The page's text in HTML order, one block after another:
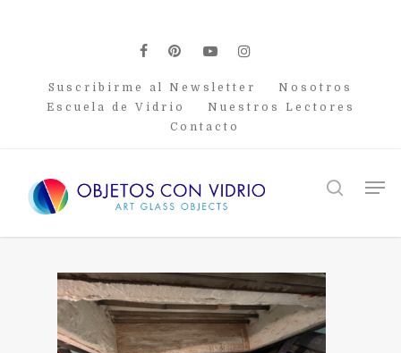
facebook
pinterest
youtubeinstagram
Suscribirme al Newsletter
Nosotros
Escuela de Vidrio
Nuestros Lectores
Contacto
search